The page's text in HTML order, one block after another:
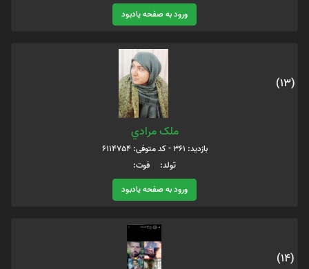
ورود به صفحه یادبود
(13)
ملک مرادي
بازدید: 361 - کد متوفی: 6114754
تولد: فوت:
ورود به صفحه یادبود
(14)